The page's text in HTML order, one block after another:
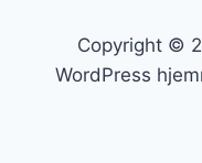
Copyright ©
WordPress